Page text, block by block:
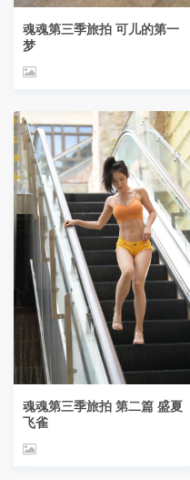
魂魂第三季旅拍 可儿的第一
梦
魂魂第三季旅拍 第二篇 盛夏
飞雀